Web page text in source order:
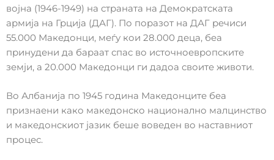
војна (1946-1949) на страната на Демократската
армија на Грција (ДАГ). По поразот на ДАГ речиси
55.000 Македонци, меѓу кои 28.000 деца, беа
принудени да бараат спас во источноевропските
земји, а 20.000 Македонци ги дадоа своите животи.
Во Албанија по 1945 година Македонците беа
признаени како македонско национално малцинство
и македонскиот јазик беше воведен во наставниот
процес.